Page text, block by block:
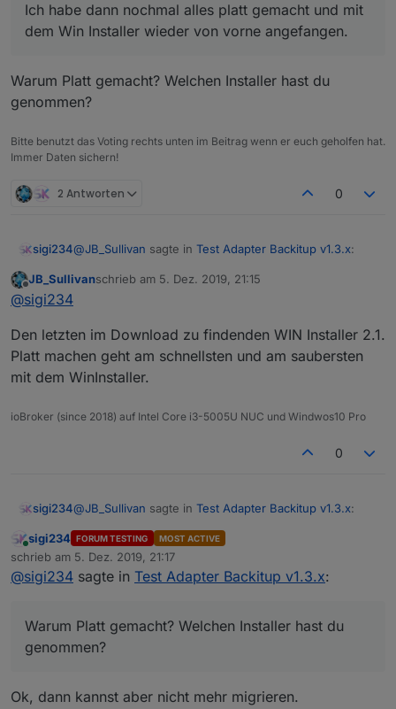
irgend wie. Ich habe dann nochmal alles platt
gemacht und mit dem Win Installer wieder von
als die in der Anleitung angegeben 10 -15 Minuten.
Das interessante am Netzwerk Trafik ist, das mehr
EDIT: Ach bin ich blöd, ich bin ja per RDP auf der
Ich habe dann nochmal alles platt gemacht und mit
dem Win Installer wieder von vorne angefangen.
Warum Platt gemacht? Welchen Installer hast du
genommen?
Bitte benutzt das Voting rechts unten im Beitrag wenn er euch geholfen hat.
Immer Daten sichern!
2 Antworten 0
sigi234@JB_Sullivan sagte in Test Adapter Backitup v1.3.x:
angefangen.
Warum Platt gemacht? Welchen Installer hast du
Offline
JB_Sullivanschrieb am 5. Dez. 2019, 21:15
zuletzt editiert von
@sigi234
Den letzten im Download zu findenden WIN Installer 2.1.
Platt machen geht am schnellsten und am saubersten
mit dem WinInstaller.
ioBroker (since 2018) auf Intel Core i3-5005U NUC und Windwos10 Pro
0
sigi234@JB_Sullivan sagte in Test Adapter Backitup v1.3.x:
Ich habe dann nochmal alles platt gemacht und
mit dem Win Installer wieder von vorne
angefangen.
Warum Platt gemacht? Welchen Installer hast du
Online
sigi234 FORUM TESTING MOST ACTIVE
schrieb am 5. Dez. 2019, 21:17
zuletzt editiert von
@sigi234 sagte in Test Adapter Backitup v1.3.x:
Warum Platt gemacht? Welchen Installer hast du
genommen?
Ok, dann kannst aber nicht mehr migrieren.